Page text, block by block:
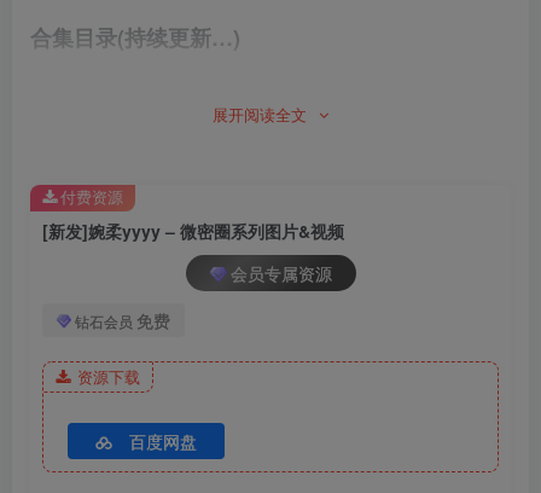
合集目录(持续更新…)
001.婉柔yyyy-微密圈系列图片-第一部分[77P]
展开阅读全文
[新发]婉柔yyyy – 微密圈系列图片&视频
会员专属资源
钻石会员 免费
资源下载
百度网盘
付费资源